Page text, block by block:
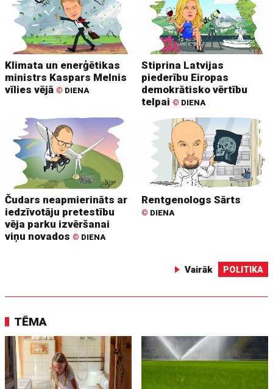
Klimata un enerģētikas
ministrs Kaspars Melnis
vīlies vējā © DIENA
Stiprina Latvijas
piederību Eiropas
demokrātisko vērtību
telpai © DIENA
Čudars neapmierināts ar
iedzīvotāju pretestību
vēja parku izvēršanai
viņu novados © DIENA
Rentgenologs Sārts
© DIENA
Vairāk POLITIKA
TĒMA